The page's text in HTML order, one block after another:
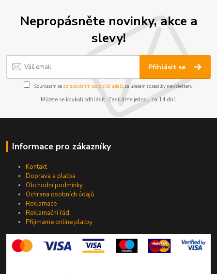
Nepropásněte novinky, akce a
slevy!
Přihlásit se
Souhlasím se zpracováním osobních údajůza účelem rozesílky newsletteru.
Můžete se kdykoli odhlásit. Zasíláme jednou za 14 dní.
Informace pro zákazníky
Kontakt
Doprava a platba
Obchodní podmínky
Ochrana osobních údajů
Reklamace
Reklamační řád
Přijímáme online platby